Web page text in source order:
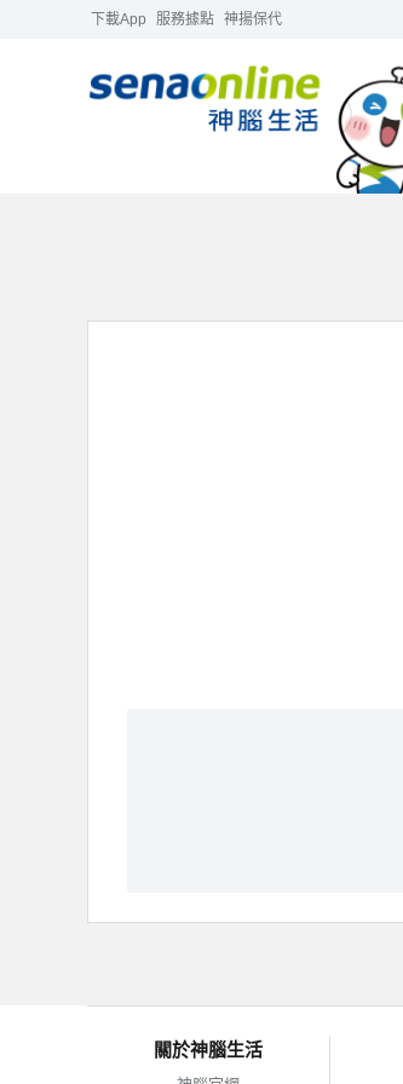
下載App 服務據點 神揚保代
關於神腦生活